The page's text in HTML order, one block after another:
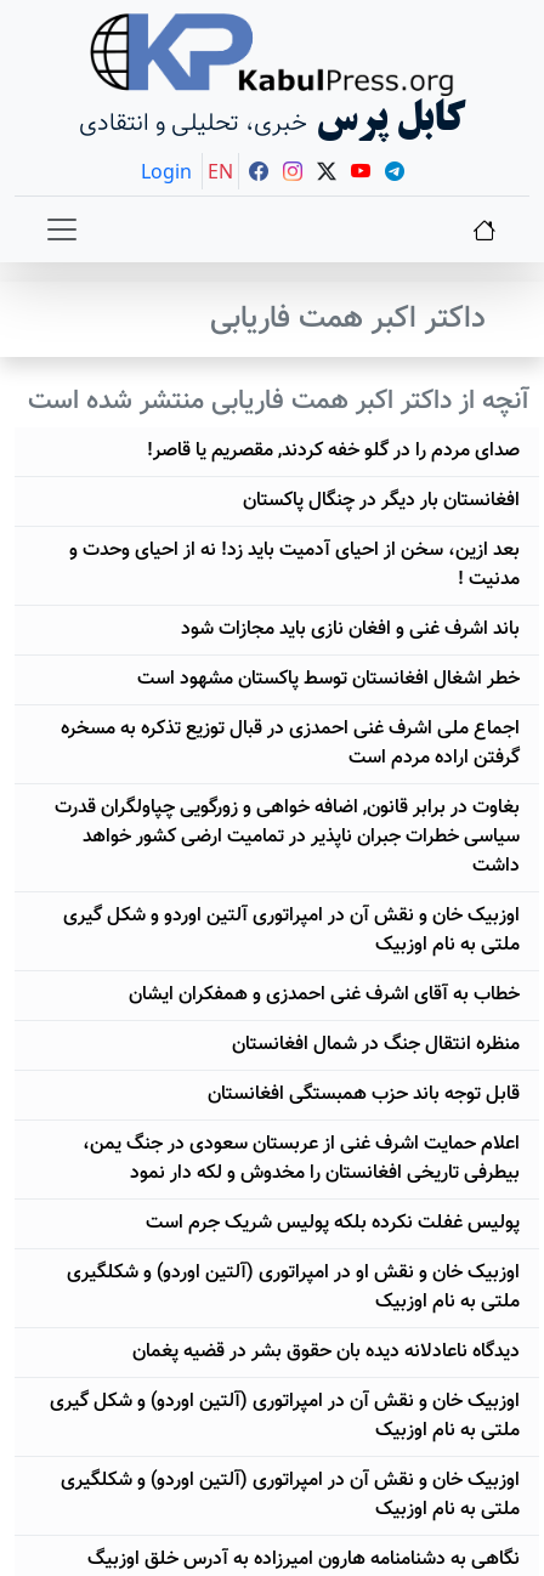
کابل پرس خبری، تحلیلی و انتقادی
Login EN
داکتر اکبر همت فاریابی
آنچه از داکتر اکبر همت فاریابی منتشر شده است
صدای مردم را در گلو خفه کردند, مقصریم یا قاصر!
افغانستان بار دیگر در چنگال پاکستان
بعد ازین، سخن از احیای آدمیت باید زد! نه از احیای وحدت و
مدنیت !
باند اشرف غنی و افغان نازی باید مجازات شود
خطر اشغال افغانستان توسط پاکستان مشهود است
اجماع ملی اشرف غنی احمدزی در قبال توزیع تذکره به مسخره
گرفتن اراده مردم است
بغاوت در برابر قانون, اضافه خواهی و زورگویی چپاولگران قدرت
سیاسی خطرات جبران ناپذیر در تمامیت ارضی کشور خواهد
داشت
اوزبیک خان و نقش آن در امپراتوری آلتین اوردو و شکل گیری
ملتی به نام اوزبیک
خطاب به آقای اشرف غنی احمدزی و همفکران ایشان
منظره انتقال جنگ در شمال افغانستان
قابل توجه باند حزب همبستگی افغانستان
اعلام حمایت اشرف غنی از عربستان سعودی در جنگ یمن،
بیطرفی تاریخی افغانستان را مخدوش و لکه دار نمود
پولیس غفلت نکرده بلکه پولیس شریک جرم است
اوزبیک خان و نقش او در امپراتوری (آلتین اوردو) و شکلگیری
ملتی به نام اوزبیک
دیدگاه ناعادلانه دیده بان حقوق بشر در قضیه پغمان
اوزبیک خان و نقش آن در امپراتوری (آلتین اوردو) و شکل گیری
ملتی به نام اوزبیک
اوزبیک خان و نقش آن در امپراتوری (آلتین اوردو) و شکلگیری
ملتی به نام اوزبیک
نگاهی به دشنامنامه هارون امیرزاده به آدرس خلق اوزبیگ